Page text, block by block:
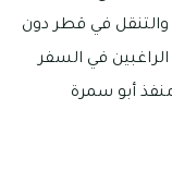
في قطر دون
في السفر
أبو سمرة